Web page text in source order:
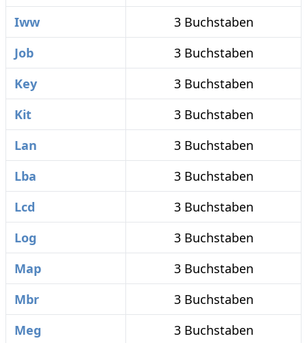
Iww
3 Buchstaben
Job
3 Buchstaben
Key
3 Buchstaben
Kit
3 Buchstaben
Lan
3 Buchstaben
Lba
3 Buchstaben
Lcd
3 Buchstaben
Log
3 Buchstaben
Map
3 Buchstaben
Mbr
3 Buchstaben
Meg
3 Buchstaben